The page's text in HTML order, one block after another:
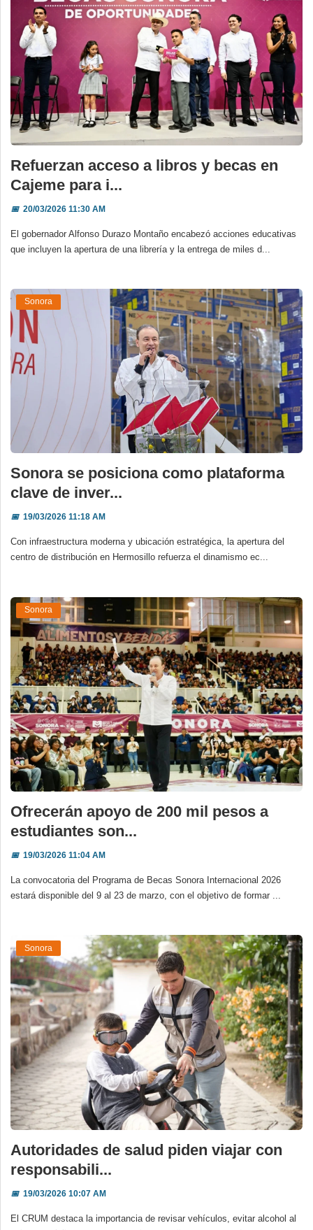
Refuerzan acceso a libros y becas en
Cajeme para i...
📅20/03/2026 11:30 AM
El gobernador Alfonso Durazo Montaño encabezó acciones educativas
que incluyen la apertura de una librería y la entrega de miles d...
Sonora
Sonora se posiciona como plataforma
clave de inver...
📅19/03/2026 11:18 AM
Con infraestructura moderna y ubicación estratégica, la apertura del
centro de distribución en Hermosillo refuerza el dinamismo ec...
Sonora
Ofrecerán apoyo de 200 mil pesos a
estudiantes son...
📅19/03/2026 11:04 AM
La convocatoria del Programa de Becas Sonora Internacional 2026
estará disponible del 9 al 23 de marzo, con el objetivo de formar ...
Sonora
Autoridades de salud piden viajar con
responsabili...
📅19/03/2026 10:07 AM
El CRUM destaca la importancia de revisar vehículos, evitar alcohol al